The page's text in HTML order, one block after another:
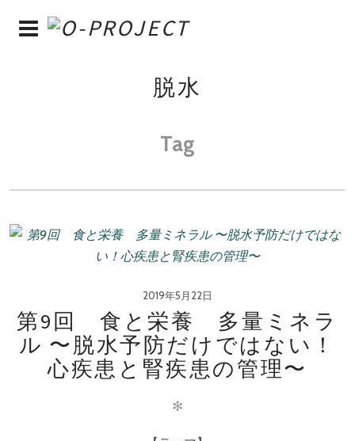
脱水
Tag
2019年5月22日
第9回 食と栄養 多量ミネラ
ル 〜脱水予防だけではない！
心疾患と腎疾患の管理〜
✻